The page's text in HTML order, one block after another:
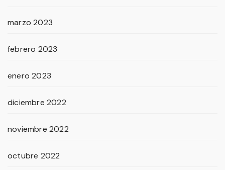
marzo 2023
febrero 2023
enero 2023
diciembre 2022
noviembre 2022
octubre 2022